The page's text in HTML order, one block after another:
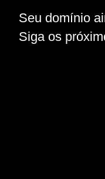
Seu domínio
Siga os